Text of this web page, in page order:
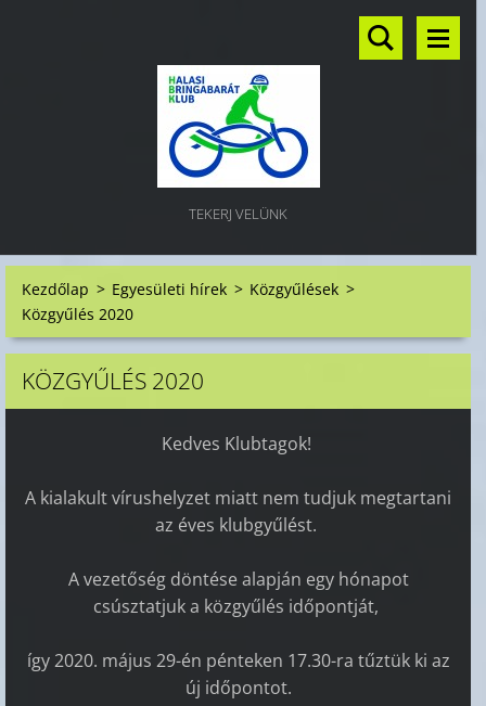
TEKERJ VELÜNK
Kezdőlap > Egyesületi hírek > Közgyűlések >
Közgyűlés 2020
KÖZGYŰLÉS 2020
Kedves Klubtagok!
A kialakult vírushelyzet miatt nem tudjuk megtartani
az éves klubgyűlést.
A vezetőség döntése alapján egy hónapot
csúsztatjuk a közgyűlés időpontját,
így 2020. május 29-én pénteken 17.30-ra tűztük ki az
új időpontot.